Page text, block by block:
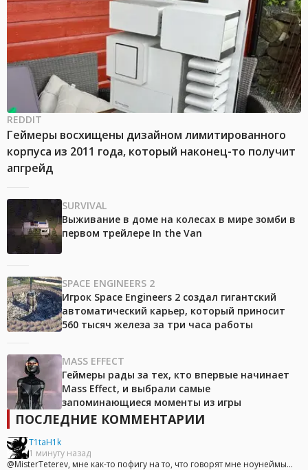
REDDIT
Геймеры восхищены дизайном лимитированного
корпуса из 2011 года, который наконец-то получит
апгрейд
SURVIVAL
Выживание в доме на колесах в мире зомби в
первом трейлере In the Van
SPACE ENGINEERS 2
Игрок Space Engineers 2 создал гигантский
автоматический карьер, который приносит
560 тысяч железа за три часа работы
MASS EFFECT
Геймеры рады за тех, кто впервые начинает
Mass Effect, и выбрали самые
запоминающиеся моменты из игры
ПОСЛЕДНИЕ КОММЕНТАРИИ
T1taH1k
1 минуту назад
@MisterTeterev, мне как-то пофигу на то, что говорят мне ноунеймы...